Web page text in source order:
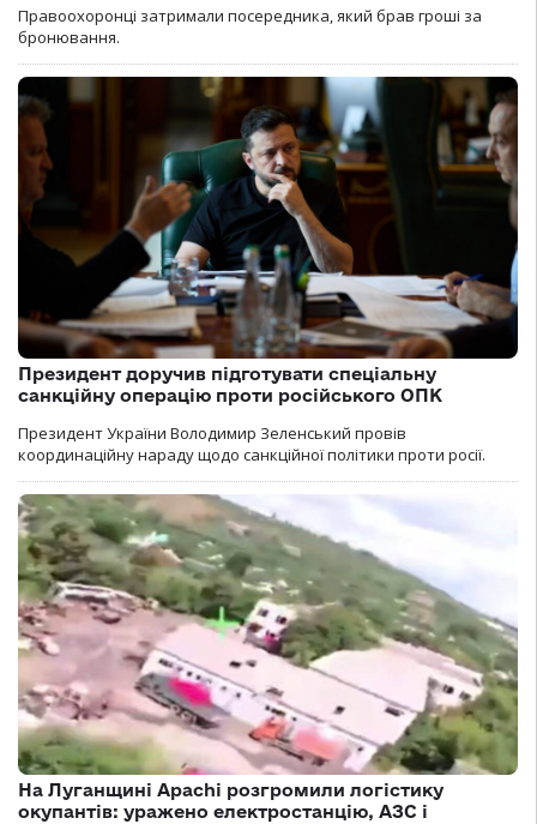
Правоохоронці затримали посередника, який брав гроші за
бронювання.
Президент доручив підготувати спеціальну
санкційну операцію проти російського ОПК
Президент України Володимир Зеленський провів
координаційну нараду щодо санкційної політики проти росії.
На Луганщині Apachi розгромили логістику
окупантів: уражено електростанцію, АЗС і